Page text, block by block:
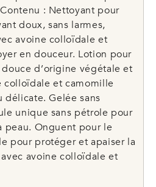
: Nettoyant pour
doux, sans larmes,
avoine colloïdale et
en douceur. Lotion pour
d’origine végétale et
colloïdale et camomille
délicate. Gelée sans
unique sans pétrole pour
peau. Onguent pour le
pour protéger et apaiser la
avoine colloïdale et